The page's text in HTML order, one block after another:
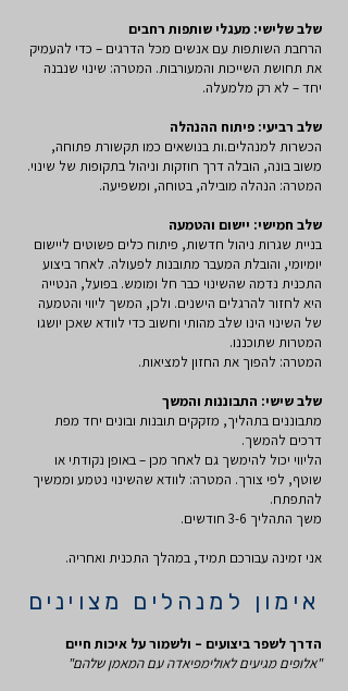
שלב שלישי: מעגלי שותפות רחבים
הרחבת השותפות עם אנשים מכל הדרגים – כדי להעמיק
את תחושת השייכות והמעורבות. המטרה: שינוי שנבנה
יחד – לא רק מלמעלה.
שלב רביעי: פיתוח ההנהלה
הכשרות למנהלים.ות בנושאים כמו תקשורת פתוחה,
משוב בונה, הובלה דרך חוזקות וניהול בתקופות של שינוי.
המטרה: הנהלה מובילה, בטוחה, ומשפיעה.
שלב חמישי: יישום והטמעה
בניית שגרות ניהול חדשות, פיתוח כלים פשוטים ליישום
יומיומי, והובלת המעבר מתובנות לפעולה. לאחר ביצוע
התכנית נדמה שהשינוי כבר חל ומומש. בפועל, הנטייה
היא לחזור להרגלים הישנים. ולכן, המשך ליווי והטמעה
של השינוי הינו שלב מהותי וחשוב כדי לוודא שאכן יושגו
המטרות שתוכננו.
המטרה: להפוך את החזון למציאות.
שלב שישי: התבוננות והמשך
מתבוננים בתהליך, מזקקים תובנות ובונים יחד מפת
דרכים להמשך.
הליווי יכול להימשך גם לאחר מכן – באופן נקודתי או
שוטף, לפי צורך. המטרה: לוודא שהשינוי נטמע וממשיך
להתפתח.
משך התהליך 3-6 חודשים.
אני זמינה עבורכם תמיד, במהלך התכנית ואחריה.
אימון למנהלים מצוינים
הדרך לשפר ביצועים – ולשמור על איכות חיים
"אלופים מגיעים לאולימפיאדה עם המאמן שלהם"